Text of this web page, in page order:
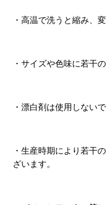
・高温で洗うと縮み、
・サイズや色味に若干
・漂白剤は使用しない
・生産時期により若干
ざいます。